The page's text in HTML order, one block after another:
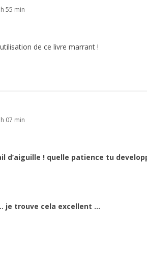
55 min
de ce livre marrant !
07 min
d’aiguille ! quelle patience tu
je trouve cela excellent …